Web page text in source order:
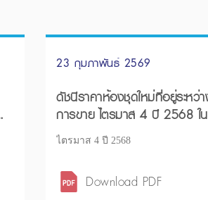
23 กุมภาพันธ์ 2569
ดัชนีราคาห้องชุดใหม่ที่อยู่ระหว่
การขาย ไตรมาส 4 ปี 2568 ใน
กรุงเทพฯ – ปริมณฑล
ไตรมาส 4 ปี 2568
Download PDF